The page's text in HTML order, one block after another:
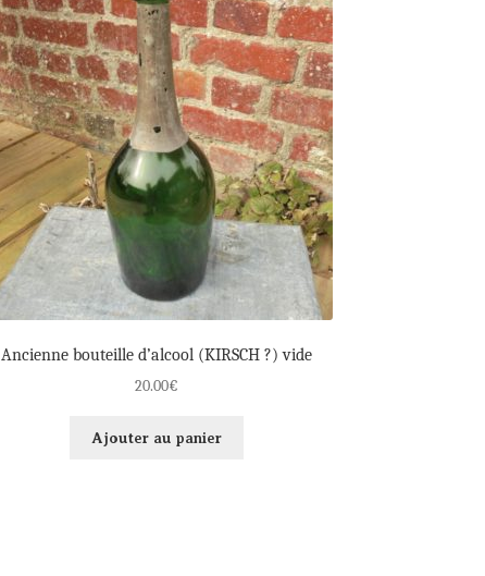
Ancienne bouteille d’alcool (KIRSCH ?) vide
20.00€
Ajouter au panier